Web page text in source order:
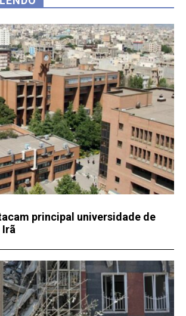
principal universidade de